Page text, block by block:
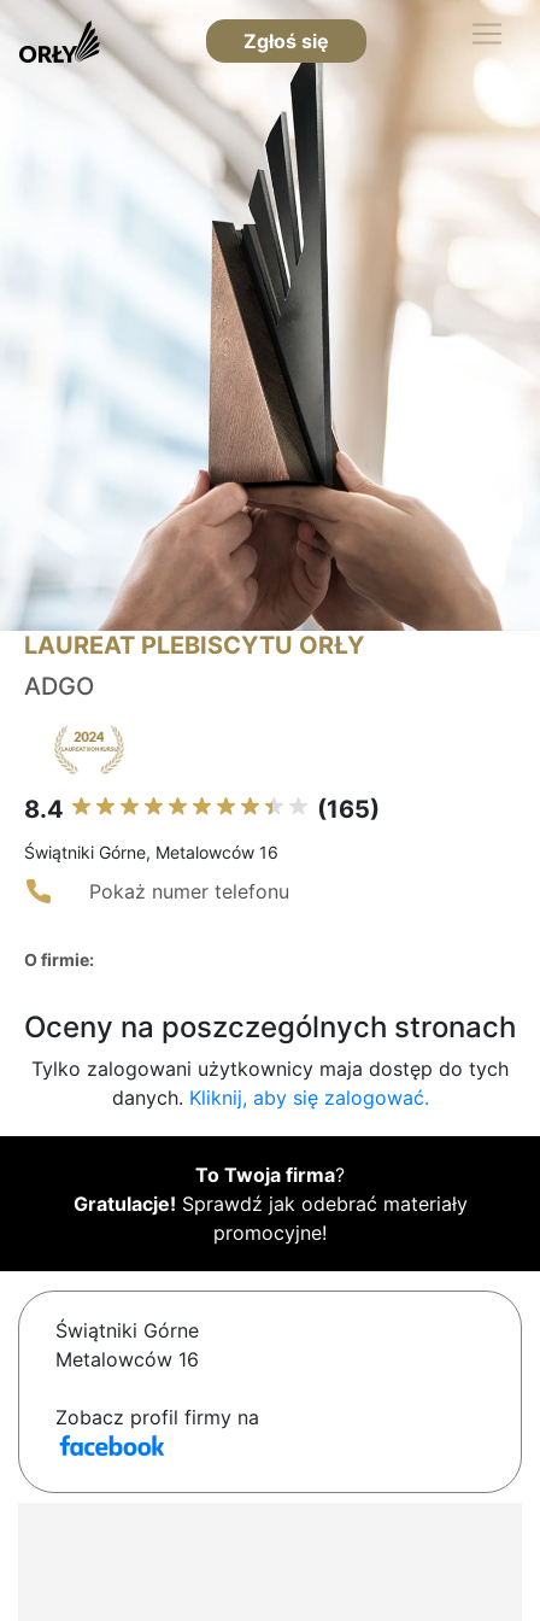
Zgłoś się
LAUREAT PLEBISCYTU ORŁY
ADGO
8.4 (165)
Świątniki Górne, Metalowców 16
Pokaż numer telefonu
O firmie:
Oceny na poszczególnych stronach
Tylko zalogowani użytkownicy maja dostęp do tych
danych. Kliknij, aby się zalogować.
To Twoja firma?
Gratulacje! Sprawdź jak odebrać materiały
promocyjne!
Świątniki Górne
Metalowców 16
Zobacz profil firmy na